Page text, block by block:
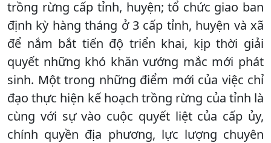
trồng rừng cấp tỉnh, huyện; tổ chức giao ban
định kỳ hàng tháng ở 3 cấp tỉnh, huyện và xã
để nắm bắt tiến độ triển khai, kịp thời giải
quyết những khó khăn vướng mắc mới phát
sinh. Một trong những điểm mới của việc chỉ
đạo thực hiện kế hoạch trồng rừng của tỉnh là
cùng với sự vào cuộc quyết liệt của cấp ủy,
chính quyền địa phương, lực lượng chuyên